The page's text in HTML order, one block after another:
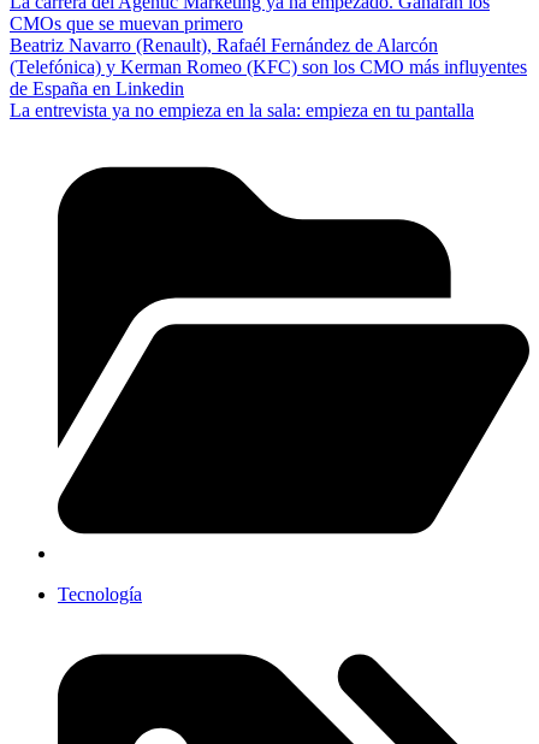
CMOs que se muevan primero
Beatriz Navarro (Renault), Rafaél Fernández de Alarcón
(Telefónica) y Kerman Romeo (KFC) son los CMO más influyentes
de España en Linkedin
La entrevista ya no empieza en la sala: empieza en tu pantalla
Tecnología